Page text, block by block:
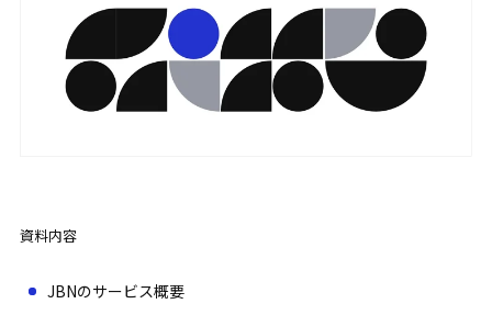
資料内容
JBNのサービス概要